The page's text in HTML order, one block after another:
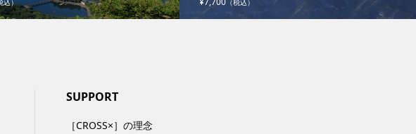
込） （税込）
SUPPORT
［CROSS×］の理念